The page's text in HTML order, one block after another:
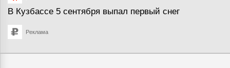
В Кузбассе 5 сентября выпал первый снег
Реклама